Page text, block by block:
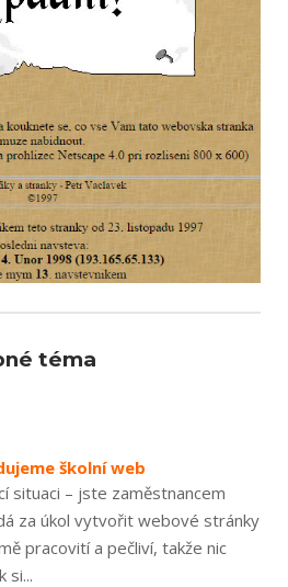
téma
školní web
situaci – jste zaměstnancem
za úkol vytvořit webové stránky
pracovití a pečliví, takže nic
si...